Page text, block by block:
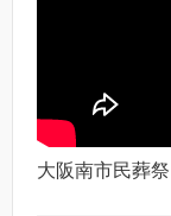
大阪南市民葬祭